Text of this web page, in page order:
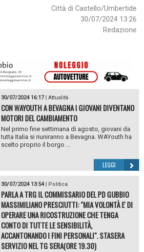
Città di Castello/Umbertide
30/07/2024 13:26
Redazione
30/07/2024 16:17| Attualità
CON WAYOUTH A BEVAGNA I GIOVANI DIVENTANO
MOTORI DEL CAMBIAMENTO
Nel primo fine settimana di agosto, giovani da
tutta Italia si riuniranno a Bevagna. WAYouth ha
scelto proprio il borgo ...
LEGGI
30/07/2024 13:54| Politica
PARLA A TRG IL COMMISSARIO DEL PD GUBBIO
MASSIMILIANO PRESCIUTTI: "MIA VOLONTÀ E' DI
OPERARE UNA RICOSTRUZIONE CHE TENGA
CONTO DI TUTTE LE SENSIBILITÀ,
ACCANTONANDO I FINI PERSONALI". STASERA
SERVIZIO NEL TG SERA(ORE 19.30)